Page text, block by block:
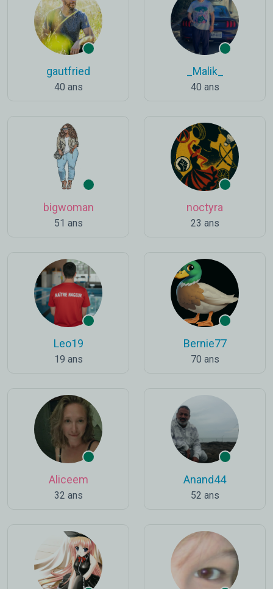
gautfried
40 ans
_Malik_
40 ans
bigwoman
51 ans
noctyra
23 ans
Leo19
19 ans
Bernie77
70 ans
Aliceem
32 ans
Anand44
52 ans